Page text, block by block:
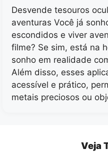
Desvende tesouros
aventuras Você já
escondidos e viver
filme? Se sim, está na
sonho em realidade
Além disso, esses
acessível e prático,
metais preciosos ou
Veja